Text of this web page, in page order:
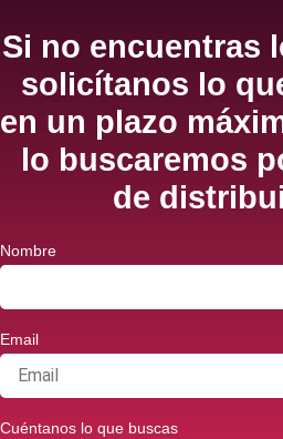
Si no encuentras
solicítanos lo
en un plazo
lo buscaremos
de
Nombre
Email
Cuéntanos lo que buscas